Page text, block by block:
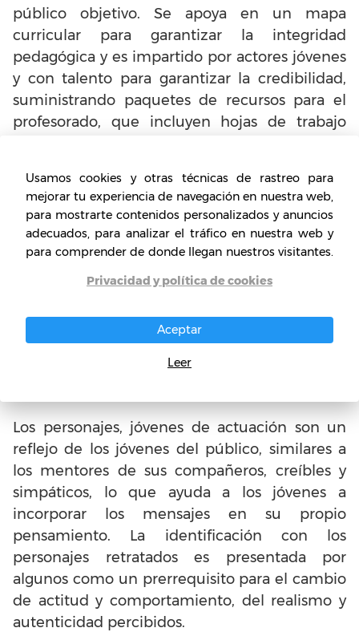
público objetivo. Se apoya en un mapa
curricular para garantizar la integridad
pedagógica y es impartido por actores jóvenes
y con talento para garantizar la credibilidad,
suministrando paquetes de recursos para el
profesorado, que incluyen hojas de trabajo
Características del Teatro
Pedagógico
El teatro pedagógico, en la educación
para los niños y jóvenes, donde pueden pensar
en los temas planteados y examinar las
consecuencias de las acciones para ellos
Los personajes, jóvenes de actuación son un
reflejo de los jóvenes del público, similares a
los mentores de sus compañeros, creíbles y
simpáticos, lo que ayuda a los jóvenes a
incorporar los mensajes en su propio
pensamiento. La identificación con los
personajes retratados es presentada por
algunos como un prerrequisito para el cambio
de actitud y comportamiento, del realismo y
autenticidad percibidos.
Usamos cookies y otras técnicas de rastreo para
mejorar tu experiencia de navegación en nuestra web,
para mostrarte contenidos personalizados y anuncios
adecuados, para analizar el tráfico en nuestra web y
para comprender de donde llegan nuestros visitantes.
Privacidad y política de cookies
Aceptar
Leer